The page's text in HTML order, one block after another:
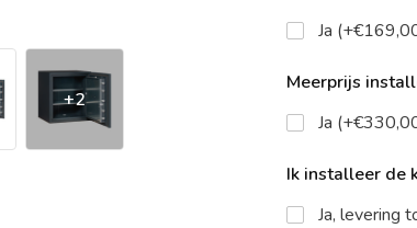
+2
Ja
Meerprijs
Ja
Ik installeer de
Ja, levering